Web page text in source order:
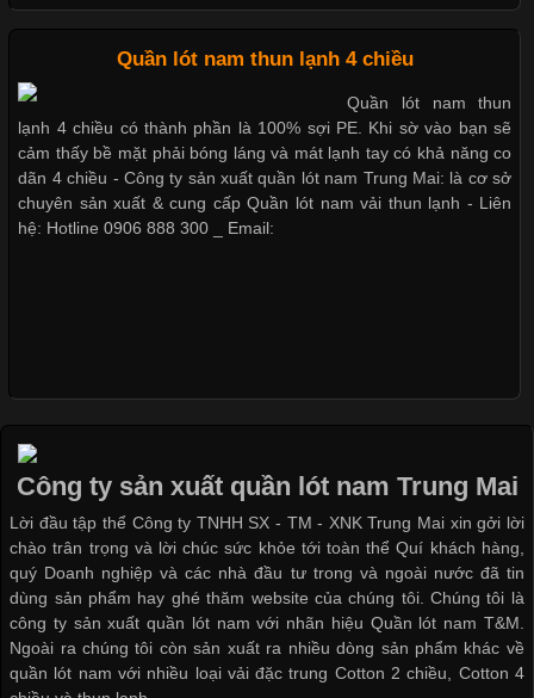
Cập nhật 2026-05-20 14:58:56
Vải thun là một trong những chất liệu được sử dụng rộng rãi
nhất trong ngành thời trang nhờ đặc tính co giãn, mềm mại và
thoải mái khi mặc. Từ áo thun, đồ thể thao cho đến đồ lót nam,
vải thun luôn đóng vai trò quan trọng trong quá trình sản xuất.
Hiện nay, nhu cầu tìm kiếm quần lót nam giá
Các Form Áo Thun Phổ Biến Hiện Nay Và Xu Hướng Trong
Ngành May Mặc Áo thun là một trong những trang phục quen
thuộc và được sử dụng phổ biến nhất hiện nay. Không chỉ đa
dạng về màu sắc hay chất liệu, áo thun còn có nhiều form dáng
khác nhau để phù hợp với từng phong cách thời trang và nhu
cầu
Khám Phá Áo Phông Trang Phục Phổ Biến Nhất Hiện Nay
Quần lót nam thun lạnh 4 chiều
Quần lót nam thun
lạnh 4 chiều có thành phần là 100% sợi PE. Khi sờ vào bạn sẽ
cảm thấy bề mặt phải bóng láng và mát lạnh tay có khả năng co
dãn 4 chiều - Công ty sản xuất quần lót nam Trung Mai: là cơ sở
chuyên sản xuất & cung cấp Quần lót nam vải thun lạnh - Liên
hệ: Hotline 0906 888 300 _ Email:
Công ty sản xuất quần lót nam Trung Mai
Lời đầu tập thể Công ty TNHH SX - TM - XNK Trung Mai xin gởi lời
chào trân trọng và lời chúc sức khỏe tới toàn thể Quí khách hàng,
quý Doanh nghiệp và các nhà đầu tư trong và ngoài nước đã tin
dùng sản phẩm hay ghé thăm website của chúng tôi. Chúng tôi là
công ty sản xuất quần lót nam với nhãn hiệu Quần lót nam T&M.
Ngoài ra chúng tôi còn sản xuất ra nhiều dòng sản phẩm khác về
quần lót nam với nhiều loại vải đặc trung Cotton 2 chiều, Cotton 4